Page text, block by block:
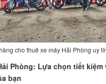
cho thuê xe máy Hải Phòng uy
Phòng: Lựa chọn tiết kiệm
bạn